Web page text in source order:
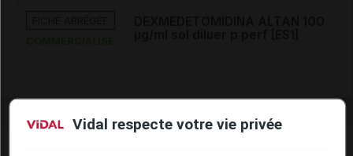
Vidal respecte votre vie privée